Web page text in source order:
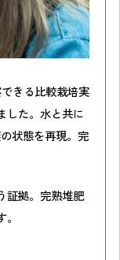
きる比較栽培実
した。水と共に
状態を再現。完
証拠。完熟堆肥